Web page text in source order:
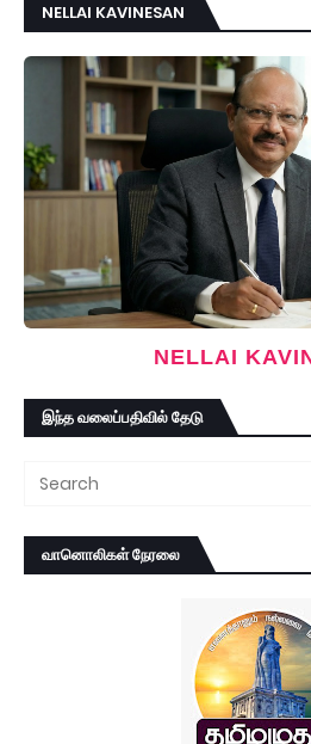
NELLAI KAVINESAN
NELLAI
இந்த வலைப்பதிவில் தேடு
வானொலிகள் நேரலை